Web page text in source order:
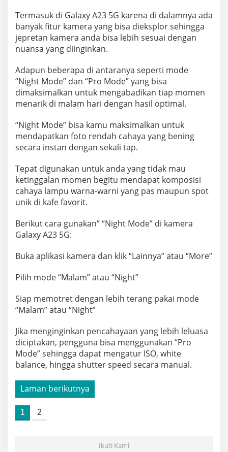
Termasuk di Galaxy A23 5G karena di dalamnya ada
banyak fitur kamera yang bisa dieksplor sehingga
jepretan kamera anda bisa lebih sesuai dengan
nuansa yang diinginkan.
Adapun beberapa di antaranya seperti mode
“Night Mode” dan “Pro Mode” yang bisa
dimaksimalkan untuk mengabadikan tiap momen
menarik di malam hari dengan hasil optimal.
“Night Mode” bisa kamu maksimalkan untuk
mendapatkan foto rendah cahaya yang bening
secara instan dengan sekali tap.
Tepat digunakan untuk anda yang tidak mau
ketinggalan momen begitu mendapat komposisi
cahaya lampu warna-warni yang pas maupun spot
unik di kafe favorit.
Berikut cara gunakan” “Night Mode” di kamera
Galaxy A23 5G:
Buka aplikasi kamera dan klik “Lainnya” atau “More”
Pilih mode “Malam” atau “Night”
Siap memotret dengan lebih terang pakai mode
“Malam” atau “Night”
Jika menginginkan pencahayaan yang lebih leluasa
diciptakan, pengguna bisa menggunakan “Pro
Mode” sehingga dapat mengatur ISO, white
balance, hingga shutter speed secara manual.
Laman berikutnya
1 2
Ikuti Kami